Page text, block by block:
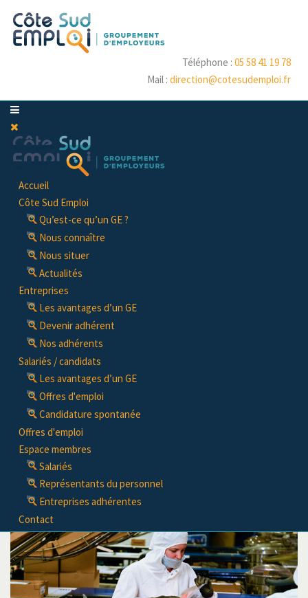
Téléphone : 05 58 41 19 78
Mail : direction@cotesudemploi.fr
Accueil
Côte Sud Emploi
Qu’est-ce qu’un GE ?
Nous connaître
Nous situer
Actualités
Entreprises
Les avantages d’un GE
Devenir adhérent
Nos adhérents
Salariés / candidats
Les avantages d’un GE
Offres d'emploi
Candidature spontanée
Offres d'emploi
Espace membres
Salariés
Représentants du personnel
Entreprises adhérentes
Contact